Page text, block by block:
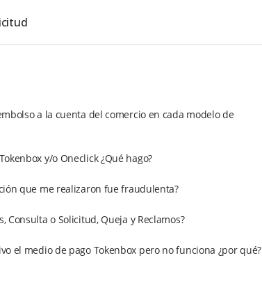
a la cuenta del comercio en cada modelo de
y/o Oneclick ¿Qué hago?
que me realizaron fue fraudulenta?
Consulta o Solicitud, Queja y Reclamos?
el medio de pago Tokenbox pero no funciona ¿por qué?